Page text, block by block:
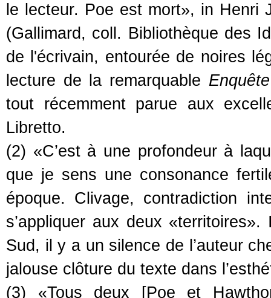
le lecteur. Poe est mort», in Henri
(Gallimard, coll. Bibliothèque des
de l'écrivain, entourée de noires
lecture de la remarquable
tout récemment parue aux
Libretto.
(2) «C’est à une profondeur à
que je sens une consonance
époque. Clivage, contradiction
s’appliquer aux deux
Sud, il y a un silence de l’auteur
jalouse clôture du texte dans
(3) «Tous deux [Poe et